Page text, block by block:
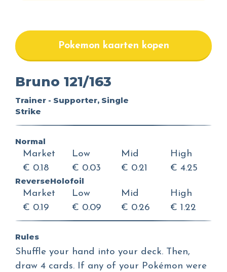
Pokemon kaarten kopen
Bruno 121/163
Trainer - Supporter, Single
Strike
Normal
Market
€ 0.18
Low
€ 0.03
Mid
€ 0.21
High
€ 4.25
ReverseHolofoil
Market
€ 0.19
Low
€ 0.09
Mid
€ 0.26
High
€ 1.22
Rules
Shuffle your hand into your deck. Then,
draw 4 cards. If any of your Pokémon were